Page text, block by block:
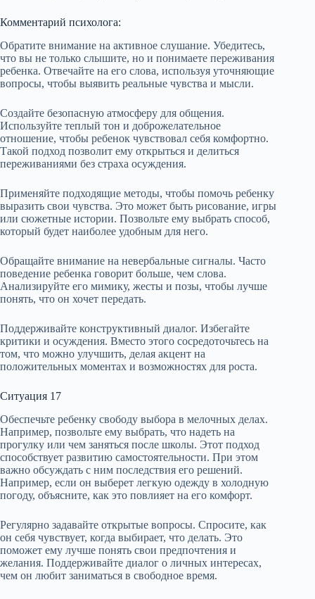
Комментарий психолога:
Обратите внимание на активное слушание. Убедитесь,
что вы не только слышите, но и понимаете переживания
ребенка. Отвечайте на его слова, используя уточняющие
вопросы, чтобы выявить реальные чувства и мысли.
Создайте безопасную атмосферу для общения.
Используйте теплый тон и доброжелательное
отношение, чтобы ребенок чувствовал себя комфортно.
Такой подход позволит ему открыться и делиться
переживаниями без страха осуждения.
Применяйте подходящие методы, чтобы помочь ребенку
выразить свои чувства. Это может быть рисование, игры
или сюжетные истории. Позвольте ему выбрать способ,
который будет наиболее удобным для него.
Обращайте внимание на невербальные сигналы. Часто
поведение ребенка говорит больше, чем слова.
Анализируйте его мимику, жесты и позы, чтобы лучше
понять, что он хочет передать.
Поддерживайте конструктивный диалог. Избегайте
критики и осуждения. Вместо этого сосредоточьтесь на
том, что можно улучшить, делая акцент на
положительных моментах и возможностях для роста.
Ситуация 17
Обеспечьте ребенку свободу выбора в мелочных делах.
Например, позвольте ему выбрать, что надеть на
прогулку или чем заняться после школы. Этот подход
способствует развитию самостоятельности. При этом
важно обсуждать с ним последствия его решений.
Например, если он выберет легкую одежду в холодную
погоду, объясните, как это повлияет на его комфорт.
Регулярно задавайте открытые вопросы. Спросите, как
он себя чувствует, когда выбирает, что делать. Это
поможет ему лучше понять свои предпочтения и
желания. Поддерживайте диалог о личных интересах,
чем он любит заниматься в свободное время.